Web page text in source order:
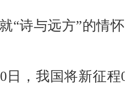
“诗与远方”的情
日，我国将新征